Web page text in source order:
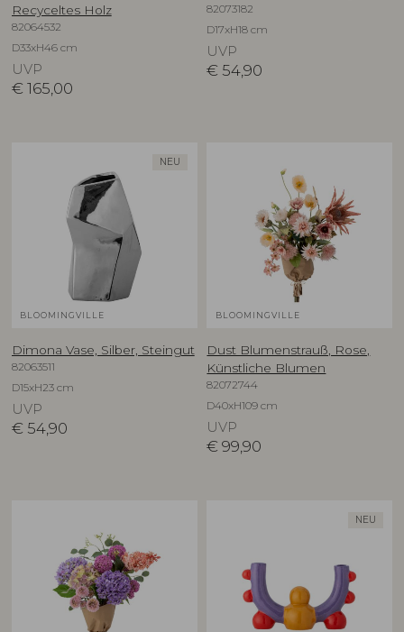
Recyceltes Holz
82064532
D33xH46 cm
UVP
€ 165,00
82073182
D17xH18 cm
UVP
€ 54,90
NEU
BLOOMINGVILLE
Dimona Vase, Silber, Steingut
82063511
D15xH23 cm
UVP
€ 54,90
BLOOMINGVILLE
Dust Blumenstrauß, Rose,
Künstliche Blumen
82072744
D40xH109 cm
UVP
€ 99,90
NEU